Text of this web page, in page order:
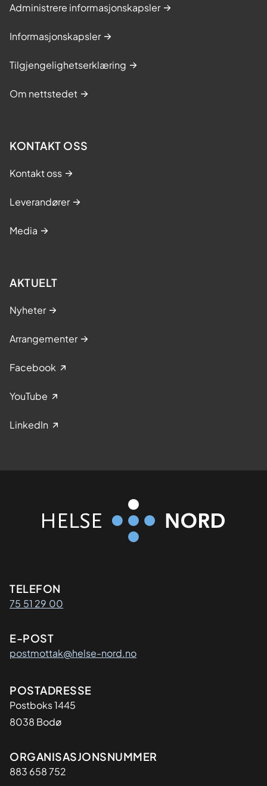
Administrere informasjonskapsler
Informasjonskapsler
Tilgjengelighetserklæring
Om nettstedet
KONTAKT OSS
Kontakt oss
Leverandører
Media
AKTUELT
Nyheter
Arrangementer
Facebook
YouTube
LinkedIn
Kontaktinformasjon
TELEFON
75 51 29 00
E-POST
postmottak@helse-nord.no
Adresse
POSTADRESSE
Postboks 1445
8038 Bodø
Organisasjon
ORGANISASJONSNUMMER
883 658 752